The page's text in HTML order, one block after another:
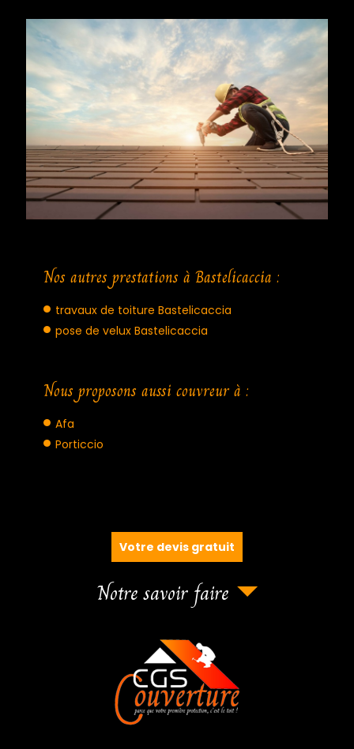
Nos autres prestations à Bastelicaccia :
travaux de toiture Bastelicaccia
pose de velux Bastelicaccia
Nous proposons aussi couvreur à :
Afa
Porticcio
Votre devis gratuit
Notre savoir faire